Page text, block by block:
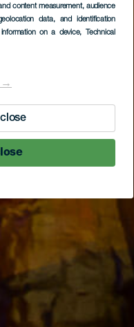
content measurement, audience
data, and identification
on a device, Technical
→